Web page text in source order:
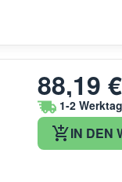
88,19 €
1-2
IN DEN